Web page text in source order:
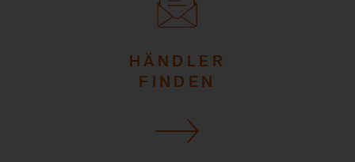
HÄNDLER
FINDEN